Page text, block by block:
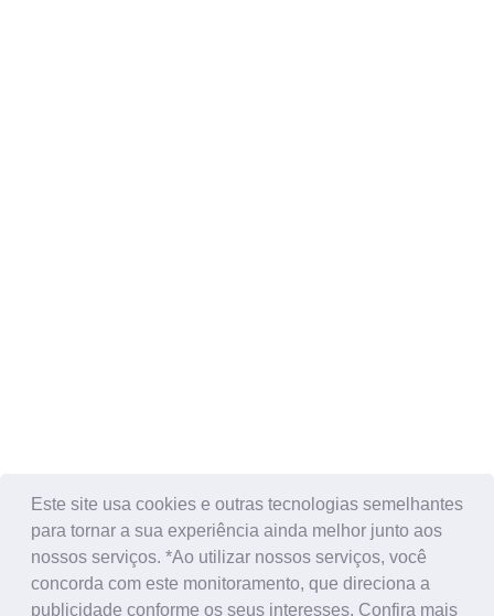
Este site usa cookies e outras tecnologias semelhantes
para tornar a sua experiência ainda melhor junto aos
nossos serviços. *Ao utilizar nossos serviços, você
concorda com este monitoramento, que direciona a
publicidade conforme os seus interesses. Confira mais